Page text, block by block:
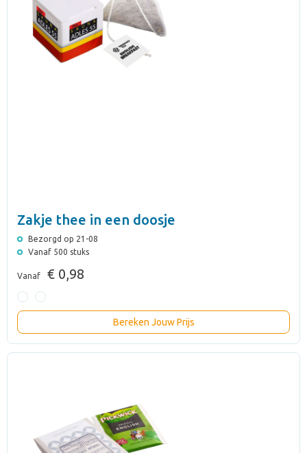
Zakje thee in een doosje
Bezorgd op 21-08
Vanaf 500 stuks
Vanaf € 0,98
Bereken Jouw Prijs